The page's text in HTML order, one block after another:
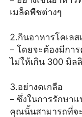
เมล็ดพืชต่างๆ
2.กินอาหารโคเลส
– โดยจะต้องมีกา
ไม่ให้เกิน 300 มิล
3.อย่างดเกลือ
– ซึ่งในการรักษา
คุณนั้นสามารถที่จ